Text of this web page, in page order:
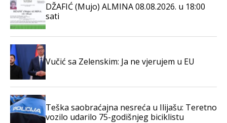
DŽAFIĆ (Mujo) ALMINA 08.08.2026. u 18:00
sati
Vučić sa Zelenskim: Ja ne vjerujem u EU
Teška saobraćajna nesreća u Ilijašu: Teretno
vozilo udarilo 75-godišnjeg biciklistu